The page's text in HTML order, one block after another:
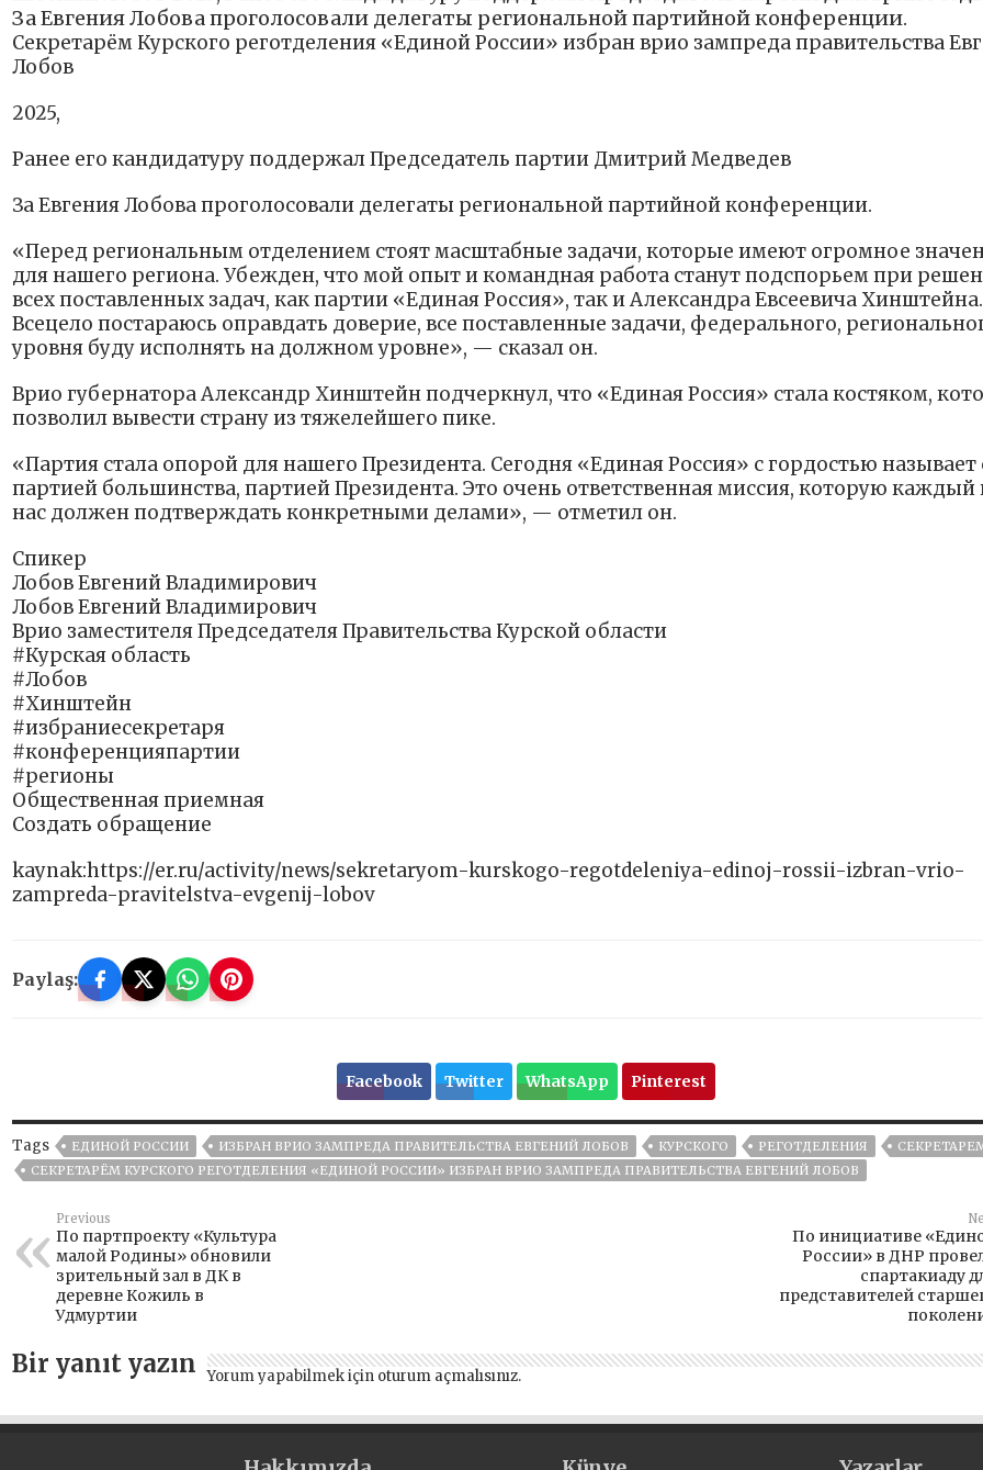
За Евгения Лобова проголосовали делегаты региональной партийной конференции.
Секретарём Курского реготделения «Единой России» избран врио зампреда правительства
Лобов
2025,
Ранее его кандидатуру поддержал Председатель партии Дмитрий Медведев
За Евгения Лобова проголосовали делегаты региональной партийной конференции.
«Перед региональным отделением стоят масштабные задачи, которые имеют огромное
для нашего региона. Убежден, что мой опыт и командная работа станут подспорьем при
всех поставленных задач, как партии «Единая Россия», так и Александра Евсеевича Хинштейна.
Всецело постараюсь оправдать доверие, все поставленные задачи, федерального,
уровня буду исполнять на должном уровне», — сказал он.
Врио губернатора Александр Хинштейн подчеркнул, что «Единая Россия» стала костяком,
позволил вывести страну из тяжелейшего пике.
«Партия стала опорой для нашего Президента. Сегодня «Единая Россия» с гордостью называет
партией большинства, партией Президента. Это очень ответственная миссия, которую каждый
нас должен подтверждать конкретными делами», — отметил он.
Спикер
Лобов Евгений Владимирович
Лобов Евгений Владимирович
Врио заместителя Председателя Правительства Курской области
#Курская область
#Лобов
#Хинштейн
#избраниесекретаря
#конференцияпартии
#регионы
Общественная приемная
Создать обращение
kaynak:https://er.ru/activity/news/sekretaryom-kurskogo-regotdeleniya-edinoj-rossii-izbran-vrio-
zampreda-pravitelstva-evgenij-lobov
Paylaş:
Facebook Twitter WhatsApp Pinterest
Tags ЕДИНОЙ РОССИИ ИЗБРАН ВРИО ЗАМПРЕДА ПРАВИТЕЛЬСТВА ЕВГЕНИЙ ЛОБОВ КУРСКОГО РЕГОТДЕЛЕНИЯ
СЕКРЕТАРЁМ КУРСКОГО РЕГОТДЕЛЕНИЯ «ЕДИНОЙ РОССИИ» ИЗБРАН ВРИО ЗАМПРЕДА ПРАВИТЕЛЬСТВА ЕВГЕНИЙ ЛОБОВ
Previous
По партпроекту «Культура
малой Родины» обновили
зрительный зал в ДК в
деревне Кожиль в
Удмуртии
По инициативе
России» в ДНР
спартакиаду
представителей
Bir yanıt yazın Yorum yapabilmek için oturum açmalısınız.